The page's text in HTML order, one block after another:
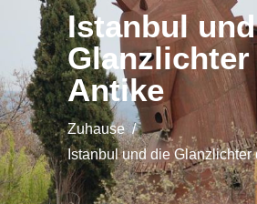
Istanbul
Glanzlichter
Antike
Zuhause/
Istanbul und die Glanzlichter